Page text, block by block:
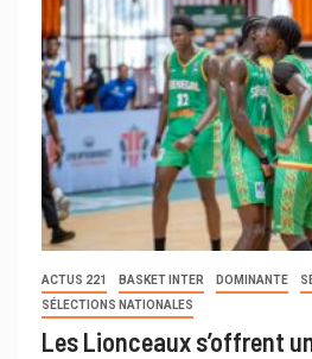
ACTUS 221 BASKET INTER DOMINANTE
SÉLECTIONS NATIONALES
Les Lionceaux s’offrent